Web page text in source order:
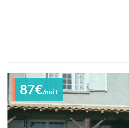
87€/nuit